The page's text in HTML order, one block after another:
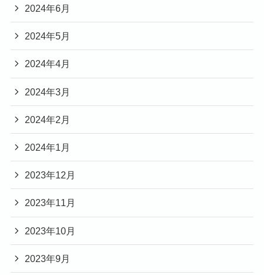
2024年6月
2024年5月
2024年4月
2024年3月
2024年2月
2024年1月
2023年12月
2023年11月
2023年10月
2023年9月